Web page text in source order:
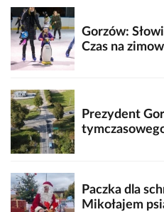
Gorzów:
Czas na
Prezydent
Paczka dla
Mikołajem